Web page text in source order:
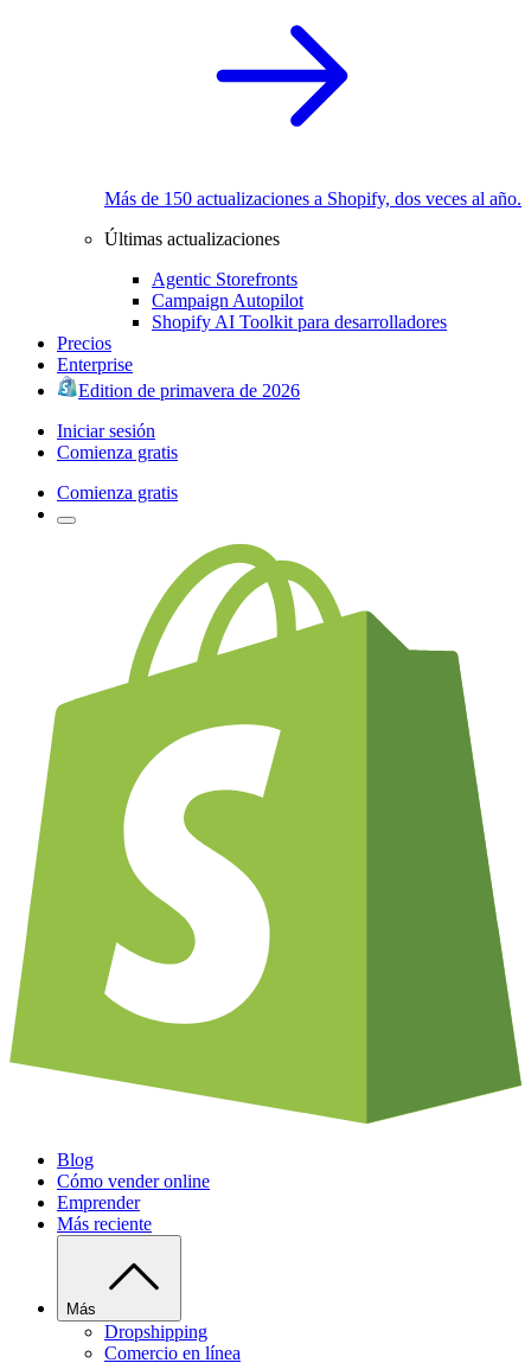
Más de 150 actualizaciones a Shopify, dos veces al año.
Últimas actualizaciones
Agentic Storefronts
Campaign Autopilot
Shopify AI Toolkit para desarrolladores
Precios
Enterprise
Edition de primavera de 2026
Iniciar sesión
Comienza gratis
Comienza gratis
Blog
Cómo vender online
Emprender
Más reciente
Más
Dropshipping
Comercio en línea